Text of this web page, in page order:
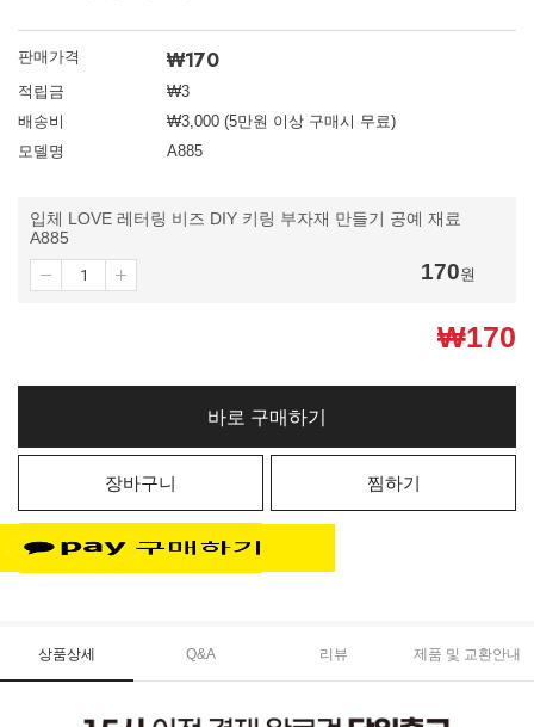
판매가격 ₩170
적립금
₩3
배송비
₩3,000 (5만원 이상 구매시 무료)
모델명
A885
입체 LOVE 레터링 비즈 DIY 키링 부자재 만들기 공예 재료
A885
170원
₩170
바로 구매하기
장바구니 찜하기
상품상세 Q&A 리뷰 제품 및 교환안내